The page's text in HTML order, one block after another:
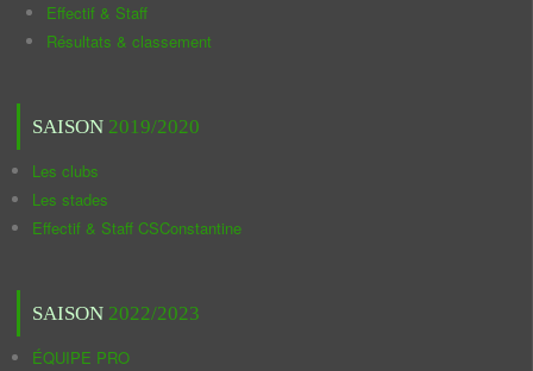
Effectif & Staff
Résultats & classement
SAISON 2019/2020
Les clubs
Les stades
Effectif & Staff CSConstantine
SAISON 2022/2023
ÉQUIPE PRO